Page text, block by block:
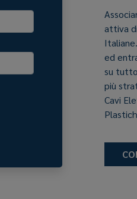
attiva
ed
su
più
Cavi